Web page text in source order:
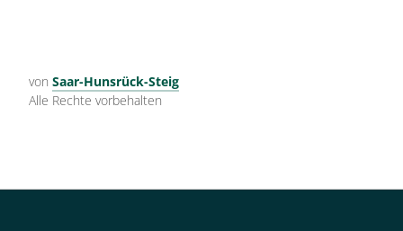
von Saar-Hunsrück-Steig
Alle Rechte vorbehalten